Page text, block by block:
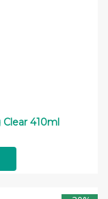
410ml